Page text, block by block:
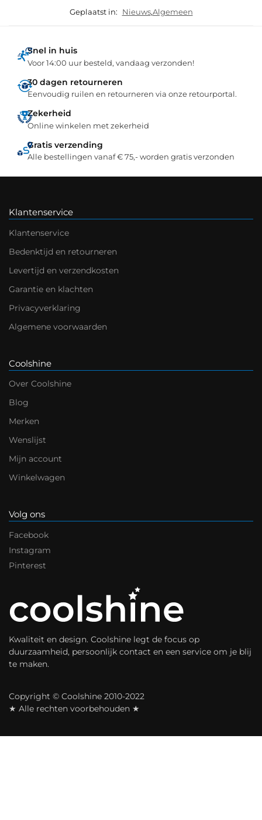
Geplaatst in: Nieuws,Algemeen
Snel in huis
Voor 14:00 uur besteld, vandaag verzonden!
30 dagen retourneren
Eenvoudig ruilen en retourneren via onze retourportal.
Zekerheid
Online winkelen met zekerheid
Gratis verzending
Alle bestellingen vanaf € 75,- worden gratis verzonden
Klantenservice
Klantenservice
Bedenktijd en retourneren
Levertijd en verzendkosten
Garantie en klachten
Privacyverklaring
Algemene voorwaarden
Coolshine
Over Coolshine
Blog
Merken
Wenslijst
Mijn account
Winkelwagen
Volg ons
Facebook
Instagram
Pinterest
Kwaliteit en design. Coolshine legt de focus op
duurzaamheid, persoonlijk contact en een service om je blij
te maken.
Copyright © Coolshine 2010-2022
★ Alle rechten voorbehouden ★